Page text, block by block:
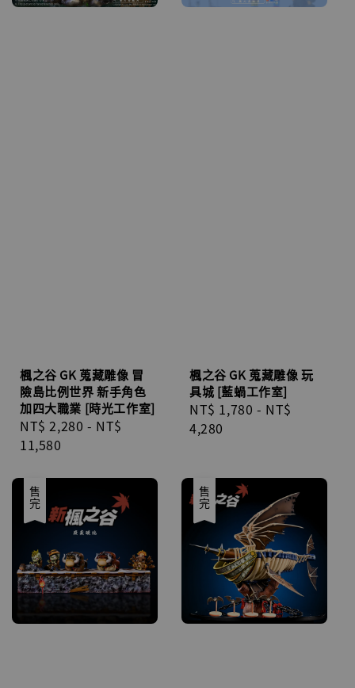
楓之谷 GK 蒐藏雕像 冒
險島比例世界 新手角色
加四大職業 [時光工作室]
Regular
price
NT$ 2,280 - NT$
11,580
楓之谷 GK 蒐藏雕像 玩
具城 [藍蝸工作室]
Regular
price
NT$ 1,780 - NT$
4,280
售完 售完